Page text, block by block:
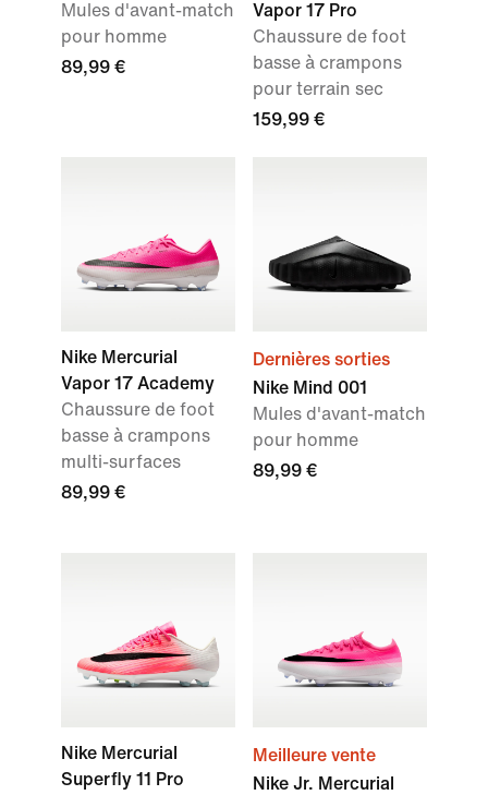
Mules d'avant-match
pour homme
89,99 €
Vapor 17 Pro
Chaussure de foot
basse à crampons
pour terrain sec
159,99 €
Nike Mercurial
Vapor 17 Academy
Chaussure de foot
basse à crampons
multi-surfaces
89,99 €
Dernières sorties
Nike Mind 001
Mules d'avant-match
pour homme
89,99 €
Nike Mercurial
Superfly 11 Pro
Meilleure vente
Nike Jr. Mercurial